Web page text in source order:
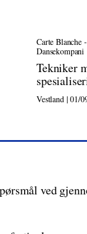
Carte Blanche -
Dansekompani
Tekniker
Vestland | 01/
ved